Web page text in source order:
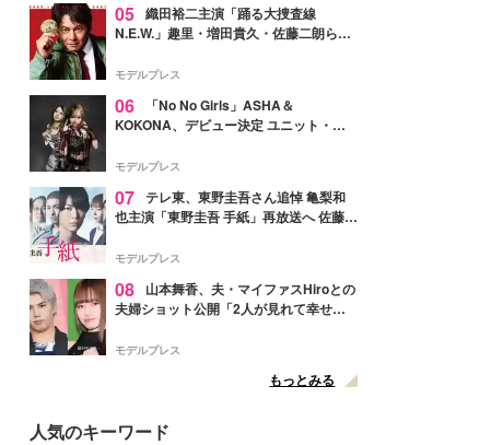
05 織田裕二主演「踊る大捜査線
N.E.W.」趣里・増田貴久・佐藤二朗ら新
徴する“謎のキーワード”も
モデルプレス
06
「No No Girls」ASHA＆
KOKONA、デビュー決定 ユニット・
リリースへ
モデルプレス
07 テレ東、東野圭吾さん追悼 亀梨和
也主演「東野圭吾 手紙」再放送へ 佐藤隆
モデルプレス
08
山本舞香、夫・マイファスHiroとの
夫婦ショット公開「2人が見れて幸せ」
モデルプレス
もっとみる
人気のキーワード